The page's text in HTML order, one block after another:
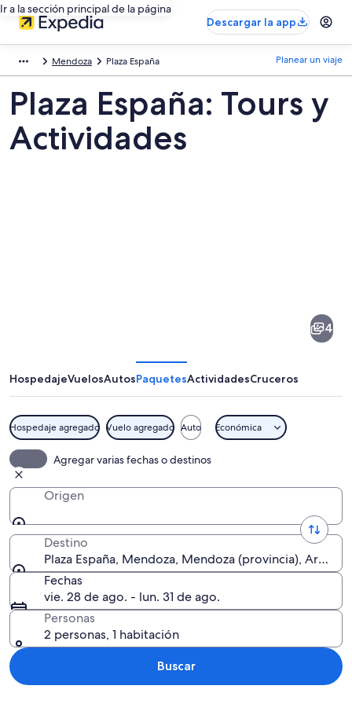
Ir a la sección principal de la página
Descargar la app
Mendoza Plaza España Planear un viaje
Plaza España: Tours y
Actividades
4
HospedajeVuelosAutosPaquetesActividadesCruceros
Hospedaje agregado Vuelo agregado Auto Económica
Agregar varias fechas o destinos
Origen
Destino
Plaza España, Mendoza, Mendoza (provincia),
Fechas
vie. 28 de ago. - lun. 31 de ago.
Personas
2 personas, 1 habitación
Buscar